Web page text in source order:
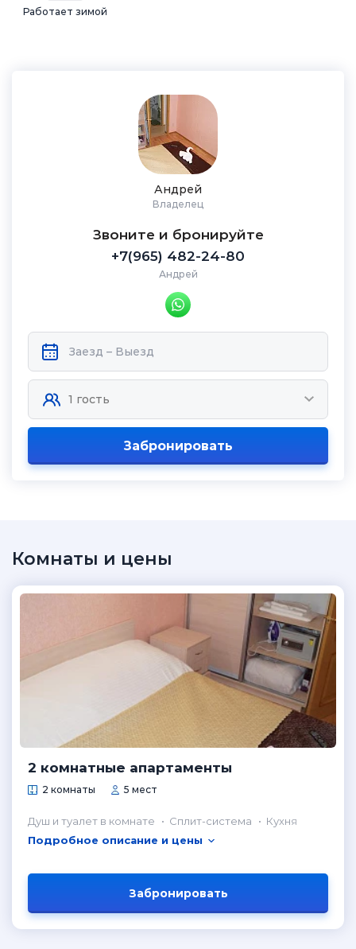
Работает зимой
Андрей
Владелец
Звоните и бронируйте
+7(965) 482-24-80
Андрей
Забронировать
Комнаты и цены
2 комнатные апартаменты
2 комнаты 5 мест
Душ и туалет в комнате Сплит-система
Кухня
Подробное описание и цены
Забронировать